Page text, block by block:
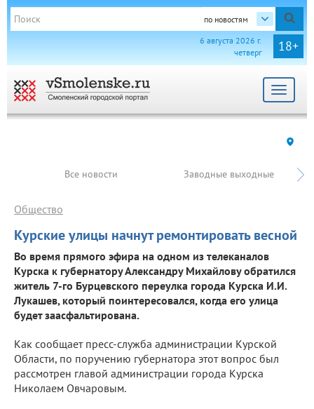
по новостям
18+
6 августа 2026 г.
четверг
Toggle
Все новости Заводные выходные
Курские улицы начнут ремонтировать весной
Общество
Во время прямого эфира на одном из телеканалов
Курска к губернатору Александру Михайлову обратился
житель 7-го Бурцевского переулка города Курска И.И.
Лукашев, который поинтересовался, когда его улица
будет заасфальтирована.
Как сообщает пресс-служба администрации Курской
Области, по поручению губернатора этот вопрос был
рассмотрен главой администрации города Курска
Николаем Овчаровым.